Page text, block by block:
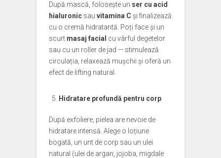
După mască, folosește un ser cu acid
hialuronic sau vitamina C și finalizează
cu o cremă hidratantă. Poți face și un
scurt masaj facial cu vârful degetelor
sau cu un roller de jad — stimulează
circulația, relaxează mușchii și oferă un
efect de lifting natural.
Hidratare profundă pentru corp
După exfoliere, pielea are nevoie de
hidratare intensă. Alege o loțiune
bogată, un unt de corp sau un ulei
natural (ulei de argan, jojoba, migdale